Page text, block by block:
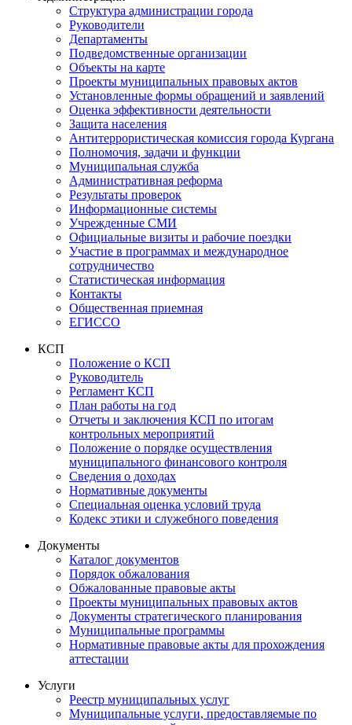
Структура администрации города
Руководители
Департаменты
Подведомственные организации
Объекты на карте
Проекты муниципальных правовых актов
Установленные формы обращений и заявлений
Оценка эффективности деятельности
Защита населения
Антитеррористическая комиссия города Кургана
Полномочия, задачи и функции
Муниципальная служба
Административная реформа
Результаты проверок
Информационные системы
Учрежденные СМИ
Официальные визиты и рабочие поездки
Участие в программах и международное
сотрудничество
Статистическая информация
Контакты
Общественная приемная
ЕГИССО
КСП
Положение о КСП
Руководитель
Регламент КСП
План работы на год
Отчеты и заключения КСП по итогам
контрольных мероприятий
Положение о порядке осуществления
муниципального финансового контроля
Сведения о доходах
Нормативные документы
Специальная оценка условий труда
Кодекс этики и служебного поведения
Документы
Каталог документов
Порядок обжалования
Обжалованные правовые акты
Проекты муниципальных правовых актов
Документы стратегического планирования
Муниципальные программы
Нормативные правовые акты для прохождения
аттестации
Услуги
Реестр муниципальных услуг
Муниципальные услуги, предоставляемые по